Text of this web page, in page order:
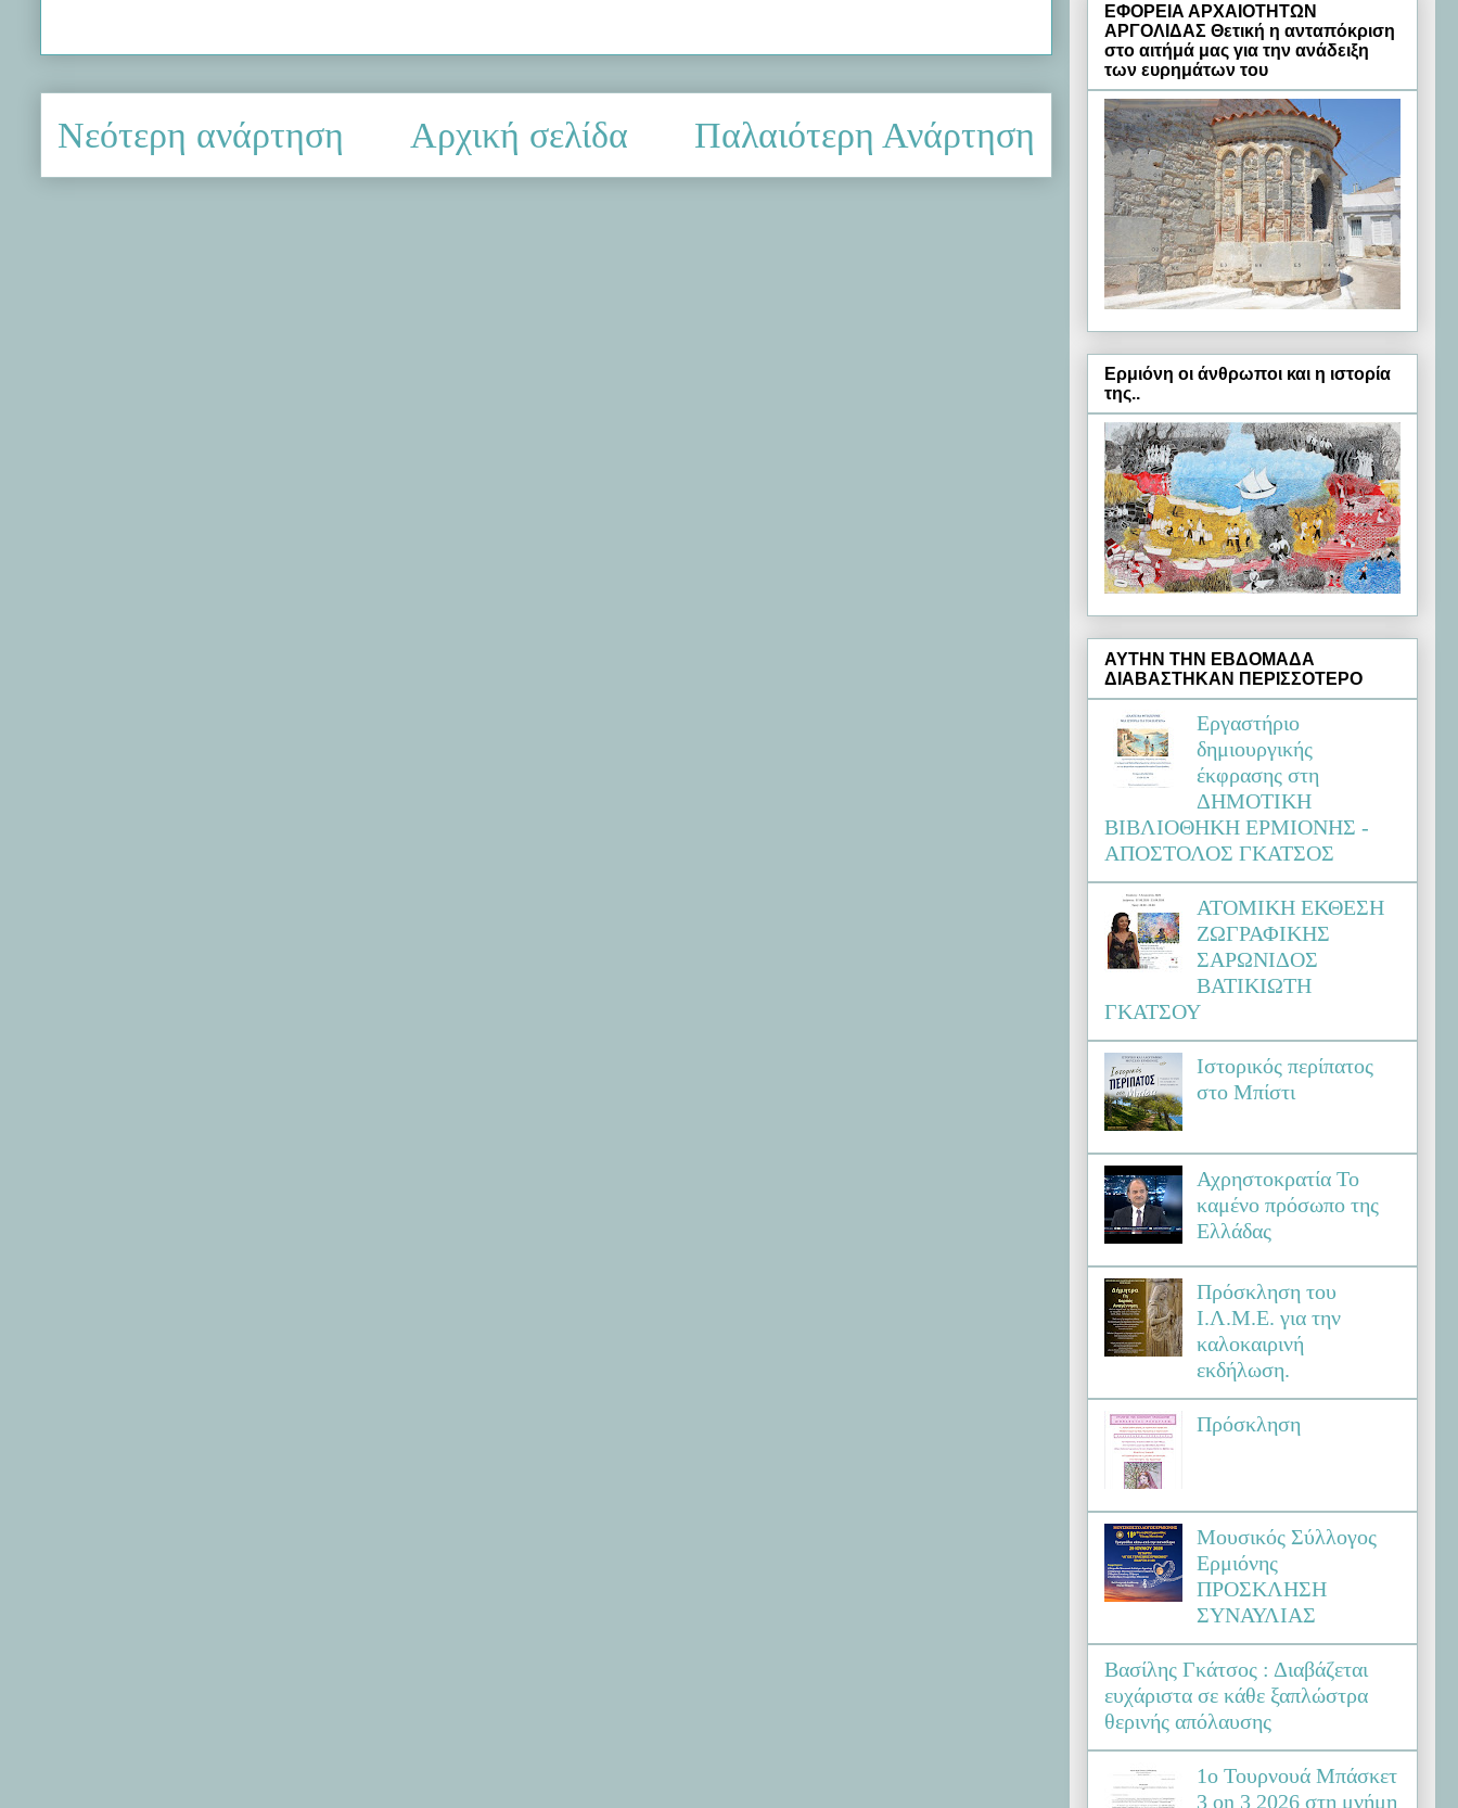
Νεότερη ανάρτηση Παλαιότερη Ανάρτηση
Αρχική σελίδα
ΕΦΟΡΕΙΑ ΑΡΧΑΙΟΤΗΤΩΝ
ΑΡΓΟΛΙΔΑΣ Θετική η ανταπόκριση
στο αιτήμά μας για την ανάδειξη
των ευρημάτων του
Ερμιόνη oι άνθρωποι και η ιστορία
της..
ΑΥΤΗΝ ΤΗΝ ΕΒΔΟΜΑΔΑ
ΔΙΑΒΑΣΤΗΚΑΝ ΠΕΡΙΣΣΟΤΕΡΟ
Εργαστήριο
δημιουργικής
έκφρασης στη
ΔΗΜΟΤΙΚΗ
ΒΙΒΛΙΟΘΗΚΗ ΕΡΜΙΟΝΗΣ -
ΑΠΟΣΤΟΛΟΣ ΓΚΑΤΣΟΣ
ΑΤΟΜΙΚΗ ΕΚΘΕΣΗ
ΖΩΓΡΑΦΙΚΗΣ
ΣΑΡΩΝΙΔΟΣ
ΒΑΤΙΚΙΩΤΗ
ΓΚΑΤΣΟΥ
Ιστορικός περίπατος
στο Μπίστι
Αχρηστοκρατία Το
καμένο πρόσωπο της
Ελλάδας
Πρόσκληση του
Ι.Λ.Μ.Ε. για την
καλοκαιρινή
εκδήλωση.
Πρόσκληση
Μουσικός Σύλλογος
Ερμιόνης
ΠΡΟΣΚΛΗΣΗ
ΣΥΝΑΥΛΙΑΣ
Βασίλης Γκάτσος : Διαβάζεται
ευχάριστα σε κάθε ξαπλώστρα
θερινής απόλαυσης
1ο Τουρνουά Μπάσκετ
3 on 3 2026 στη μνήμη